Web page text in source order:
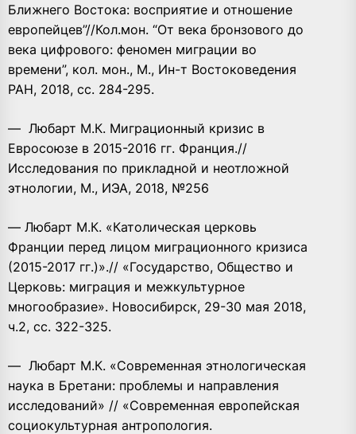
Ближнего Востока: восприятие и отношение
европейцев”//Кол.мон. “От века бронзового до
века цифрового: феномен миграции во
времени”, кол. мон., М., Ин-т Востоковедения
РАН, 2018, сс. 284-295.
— Любарт М.К. Миграционный кризис в
Евросоюзе в 2015-2016 гг. Франция.//
Исследования по прикладной и неотложной
этнологии, М., ИЭА, 2018, №256
— Любарт М.К. «Католическая церковь
Франции перед лицом миграционного кризиса
(2015-2017 гг.)».// «Государство, Общество и
Церковь: миграция и межкультурное
многообразие». Новосибирск, 29-30 мая 2018,
ч.2, сс. 322-325.
— Любарт М.К. «Современная этнологическая
наука в Бретани: проблемы и направления
исследований» // «Современная европейская
социокультурная антропология.